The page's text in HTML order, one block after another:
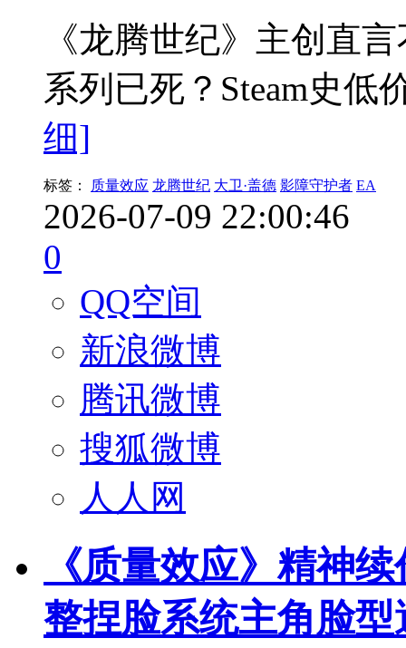
《龙腾世纪》主创直
系列已死？Steam史低
细]
标签： 质量效应 龙腾世纪 大卫·盖德 影障守护者 EA
2026-07-09 22:00:46
0
QQ空间
新浪微博
腾讯微博
搜狐微博
人人网
《质量效应》精神
整捏脸系统主角脸型